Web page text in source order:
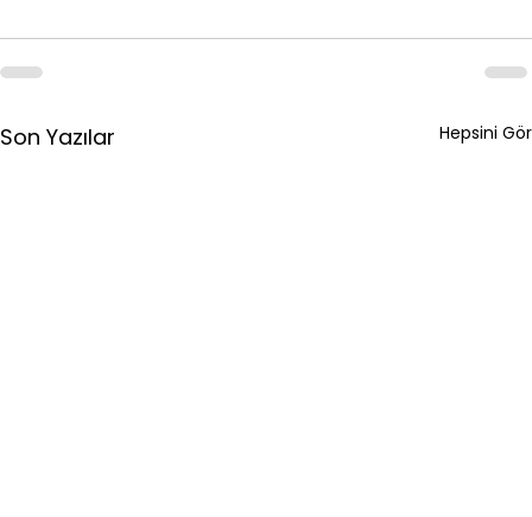
Son Yazılar Hepsini Gör